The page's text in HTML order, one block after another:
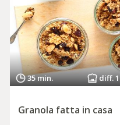
35 min. diff. 1
Granola fatta in casa